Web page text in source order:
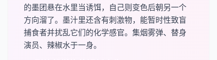
的墨团悬在水里当诱饵，自己则变色后朝另一个
方向溜了。墨汁里还含有刺激物，能暂时性致盲
捕食者并扰乱它们的化学感官。集烟雾弹、替身
演员、辣椒水于一身。